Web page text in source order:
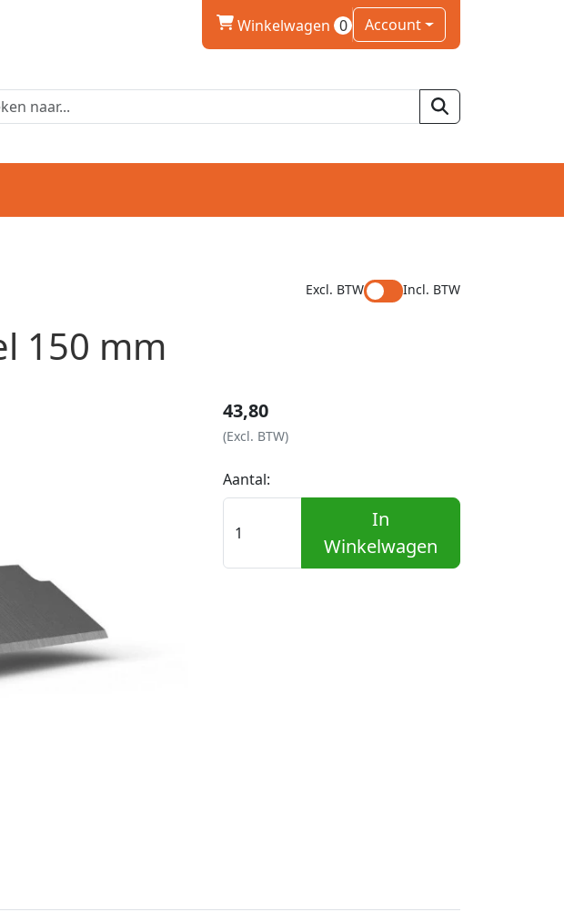
winkelwagen
Winkelwagen 0 Account
Excl. BTW
Incl. BTW
150 mm
43,80
(Excl. BTW)
Aantal:
In
Winkelwagen